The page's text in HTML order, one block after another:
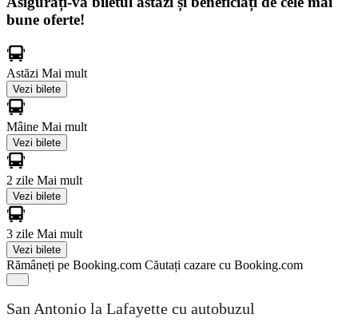
bune oferte!
Astăzi Mai mult
Vezi bilete
Mâine Mai mult
Vezi bilete
2 zile Mai mult
Vezi bilete
3 zile Mai mult
Vezi bilete
Rămâneți pe Booking.com Căutați cazare cu Booking.com
San Antonio la Lafayette cu autobuzul